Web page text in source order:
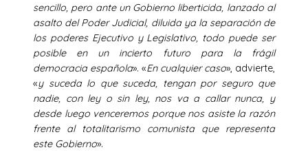
sencillo, pero ante un Gobierno liberticida, lanzado al
asalto del Poder Judicial, diluida ya la separación de
los poderes Ejecutivo y Legislativo, todo puede ser
posible en un incierto futuro para la frágil
democracia española». «En cualquier caso», advierte,
«y suceda lo que suceda, tengan por seguro que
nadie, con ley o sin ley, nos va a callar nunca, y
desde luego venceremos porque nos asiste la razón
frente al totalitarismo comunista que representa
este Gobierno».